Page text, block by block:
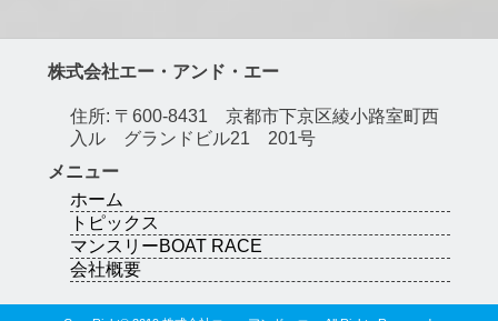
株式会社エー・アンド・エー
住所: 〒600-8431 京都市下京区綾小路室町西
入ル グランドビル21 201号
メニュー
ホーム
トピックス
マンスリーBOAT RACE
会社概要